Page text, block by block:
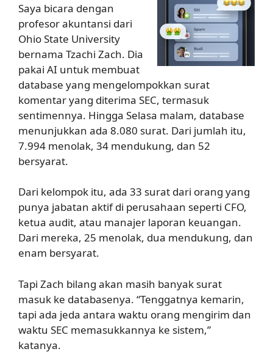
Saya bicara dengan
profesor akuntansi dari
Ohio State University
bernama Tzachi Zach. Dia
pakai AI untuk membuat
database yang mengelompokkan surat
komentar yang diterima SEC, termasuk
sentimennya. Hingga Selasa malam, database
menunjukkan ada 8.080 surat. Dari jumlah itu,
7.994 menolak, 34 mendukung, dan 52
bersyarat.
Dari kelompok itu, ada 33 surat dari orang yang
punya jabatan aktif di perusahaan seperti CFO,
ketua audit, atau manajer laporan keuangan.
Dari mereka, 25 menolak, dua mendukung, dan
enam bersyarat.
Tapi Zach bilang akan masih banyak surat
masuk ke databasenya. “Tenggatnya kemarin,
tapi ada jeda antara waktu orang mengirim dan
waktu SEC memasukkannya ke sistem,”
katanya.